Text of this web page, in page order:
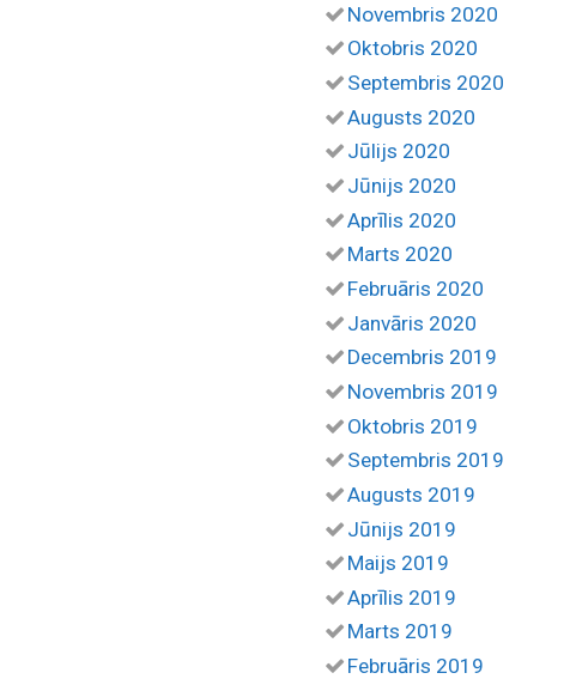
Novembris 2020
Oktobris 2020
Septembris 2020
Augusts 2020
Jūlijs 2020
Jūnijs 2020
Aprīlis 2020
Marts 2020
Februāris 2020
Janvāris 2020
Decembris 2019
Novembris 2019
Oktobris 2019
Septembris 2019
Augusts 2019
Jūnijs 2019
Maijs 2019
Aprīlis 2019
Marts 2019
Februāris 2019